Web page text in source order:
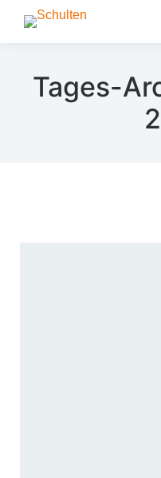
Tages-